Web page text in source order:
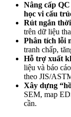
Nâng cấp
học vi cấu
Rút ngắn
trên dữ liệu
Phân tích lỗi
tranh chấp,
Hỗ trợ xuất
liệu và báo
theo JIS/
Xây dựng
SEM, map
cần.